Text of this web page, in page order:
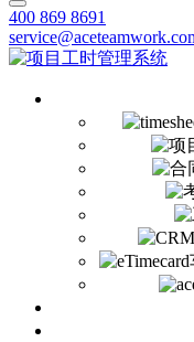
400 869 8691